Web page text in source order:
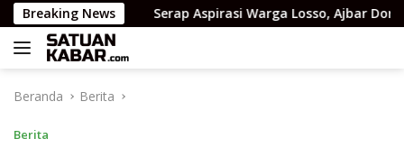
Langsung
ke
konten
Breaking NewsSerap Aspirasi Warga Losso, Ajbar Dorong Desa
Beranda Berita
Berita